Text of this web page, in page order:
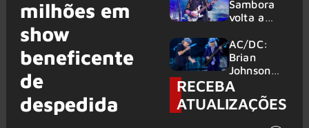
milhões em
show
beneficente
de
despedida
EN:
Gigantes
anunciados
no Wacken
2027
Sambora
volta a
clássicos
do Bon
Jovi com o
supergrupo
Kings of
Chaos nos
AC/DC:
Brian
Johnson
quase é
atingido
por canhão
RECEBA
ATUALIZAÇÕES